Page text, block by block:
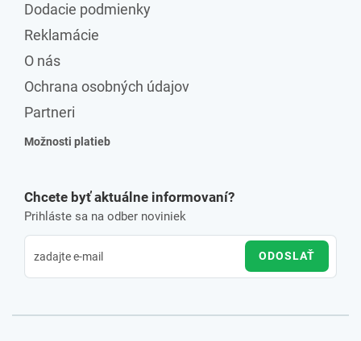
Dodacie podmienky
Reklamácie
O nás
Ochrana osobných údajov
Partneri
Možnosti platieb
Chcete byť aktuálne informovaní?
Prihláste sa na odber noviniek
ODOSLAŤ